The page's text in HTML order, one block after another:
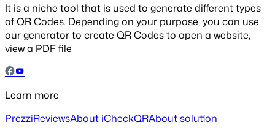
It is a niche tool that is used to generate different types
of QR Codes. Depending on your purpose, you can use
our generator to create QR Codes to open a website,
view a PDF file
Learn more
PrezziReviewsAbout iCheckQRAbout solution